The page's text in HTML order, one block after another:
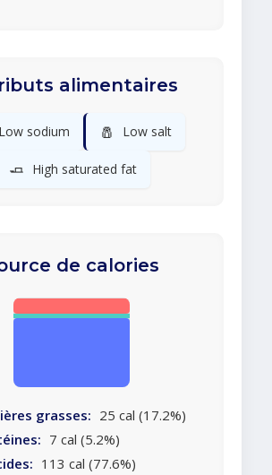
alimentaires
Low sodium 🧂 Low salt
🧈 High saturated fat
de calories
grasses: 25 cal (17.2%)
7 cal (5.2%)
113 cal (77.6%)